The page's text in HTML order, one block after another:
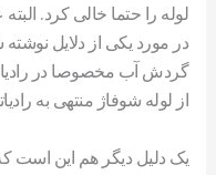
لوله را حتما خالی کرد.
در مورد یکی از دلایل
گردش آب مخصوصا در
از لوله شوفاژ منتهی به
یک دلیل دیگر هم این است